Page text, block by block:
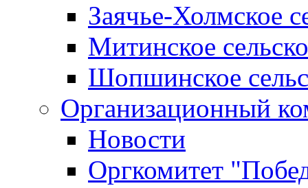
Заячье-Холмское
Митинское
Шопшинское
Организационный
Новости
Оргкомитет